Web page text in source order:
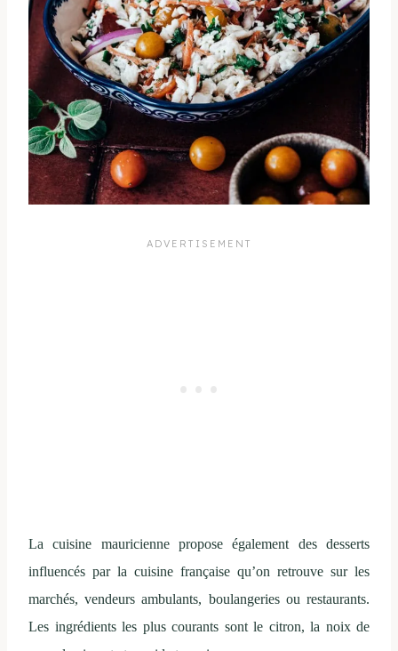
La cuisine mauricienne propose également des desserts
influencés par la cuisine française qu’on retrouve sur les
marchés, vendeurs ambulants, boulangeries ou restaurants.
Les ingrédients les plus courants sont le citron, la noix de